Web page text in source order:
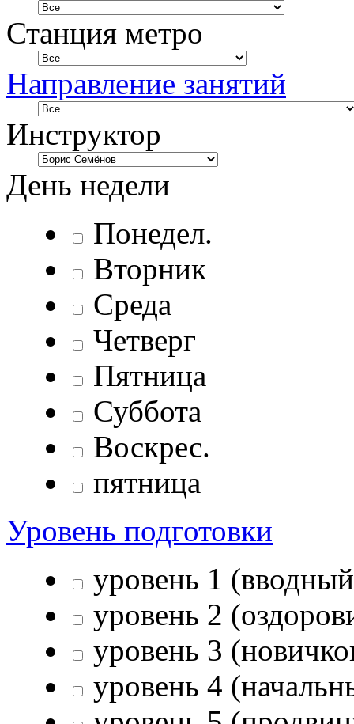
Станция метро
Направление занятий
Инструктор
День недели
Понедел.
Вторник
Среда
Четверг
Пятница
Суббота
Воскрес.
пятница
Уровень подготовки
уровень 1
уровень 2
уровень 3
уровень 4